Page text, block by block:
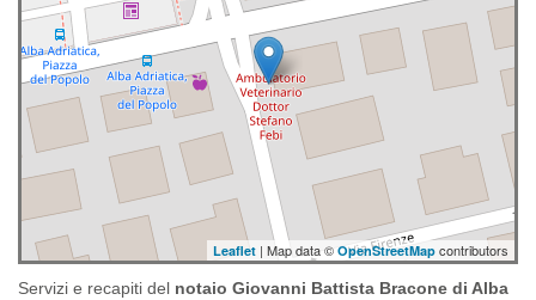
Leaflet | Map data © OpenStreetMap contributors
Servizi e recapiti del notaio Giovanni Battista Bracone di Alba